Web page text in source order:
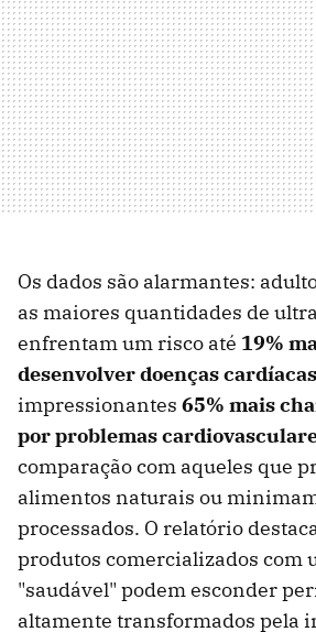
Os dados são alarmantes:
as maiores quantidades de
enfrentam um risco até 19%
desenvolver doenças cardíacas
impressionantes 65% mais
por problemas
comparação com aqueles que
alimentos naturais ou
processados. O relatório
produtos comercializados com
"saudável" podem esconder
altamente transformados pela